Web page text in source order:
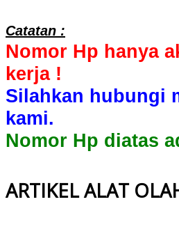
Catatan :
Nomor Hp hanya
kerja !
Silahkan hubungi
kami.
Nomor Hp diatas
ARTIKEL ALAT